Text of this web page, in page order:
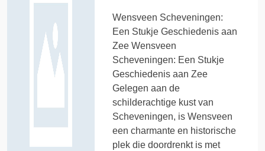
Wensveen Scheveningen:
Een Stukje Geschiedenis aan
Zee Wensveen
Scheveningen: Een Stukje
Geschiedenis aan Zee
Gelegen aan de
schilderachtige kust van
Scheveningen, is Wensveen
een charmante en historische
plek die doordrenkt is met